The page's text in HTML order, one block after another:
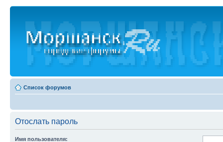
Список форумов
Отослать пароль
Имя пользователя: